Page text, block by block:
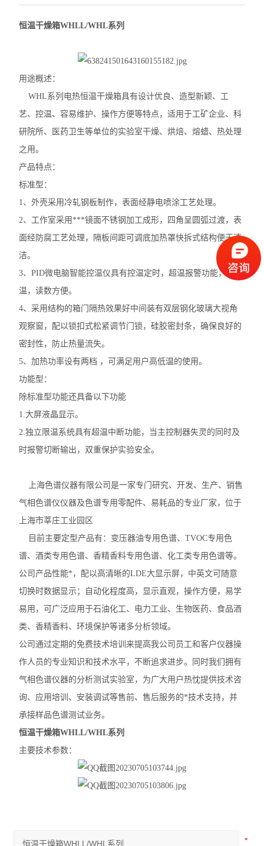
恒温干燥箱WHLL/WHL系列
用途概述：
WHL系列电热恒温干燥箱具有设计优良、造型新颖、工
艺、控温、容易维护、操作方便等特点，适用于工矿企业、科
研院所、医药卫生等单位的实验室干燥、烘焙、熔蜡、热处理
之用。
产品特点：
标准型：
1、外壳采用冷轧钢板制作，表面经静电喷涂工艺处理。
2、工作室采用***镜面不锈钢加工成形，四角呈圆弧过渡，表
面经防腐工艺处理，隔板间距可调底加热罩快拆式结构便于清
洁。
3、PID微电脑智能控温仪具有控温定时，超温报警功能，控
温，读数方便。
4、采用结构的箱门隔热效果好中间装有双层钢化玻璃大视角
观察窗，配以锁扣式松紧调节门锁，硅胶密封条，确保良好的
密封性，防止热量流失。
5、加热功率设有两档 ，可满足用户高低温的使用。
功能型：
除标准型功能还具备以下功能
1.大屏液晶显示。
2.独立限温系统具有超温中断功能，当主控制器失灵的同时及
时报警切断输出，双重保护实验安全。
上海色谱仪器有限公司是一家专门研究、开发、生产、销售
气相色谱仪仪器及色谱专用零配件、易耗品的专业厂家，位于
上海市莘庄工业园区
目前主要定型产品有：变压器油专用色谱、TVOC专用色
谱、酒类专用色谱、香精香料专用色谱、化工类专用色谱等。
公司产品性能*，配以高清晰的LDE大显示屏，中英文可随意
切换时数据显示；自动化程度高，显示直观，操作方便，易学
易用，可广泛应用于石油化工、电力工业、生物医药、食品酒
类、香精香料、环境保护等诸多分析领域。
公司通过定期的免费技术培训来提高我公司员工和客户仪器操
作人员的专业知识和技术水平，不断追求进步。同时我们拥有
气相色谱仪器的分析测试实验室，为广大用户热忱提供技术咨
询、应用培训、安装调试等售前、售后服务的*技术支持，并
承接样品色谱测试业务。
恒温干燥箱WHLL/WHL系列
主要技术参数：